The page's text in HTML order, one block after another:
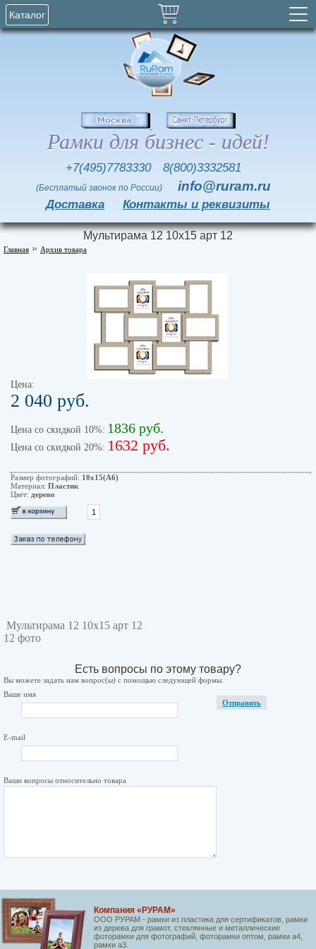
Каталог
Рамки для бизнес - идей!
+7(495)7783330 8(800)3332581
(Бесплатый звонок по России) info@ruram.ru
Доставка Контакты и реквизиты
Мультирама 12 10х15 арт 12
Главная » Архив товара
Цена:
2 040 руб.
Цена со скидкой 10%: 1836 руб.
Цена со скидкой 20%: 1632 руб.
Размер фотографий: 10х15(А6)
Материал: Пластик
Цвет: дерево
Мультирама 12 10х15 арт 12
12 фото
Есть вопросы по этому товару?
Вы можете задать нам вопрос(ы) с помощью следующей формы.
Ваше имя
E-mail
Ваши вопросы относительно товара
Отправить
Компания «РУРАМ»
ООО РУРАМ - рамки из пластика для сертификатов, рамки
из дерева для грамот, стеклянные и металлические
фоторамки для фотографий, фоторамки оптом, рамки а4,
рамки а3.